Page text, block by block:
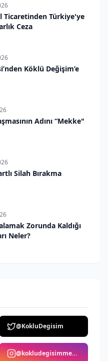
Ticaretinden Türkiye'ye
Ceza
Köklü Değişim’e
Adını “Mekke"
Silah Bırakma
Zorunda Kaldığı
Neler?
@KokluDegisim
@kokludegisimmedya